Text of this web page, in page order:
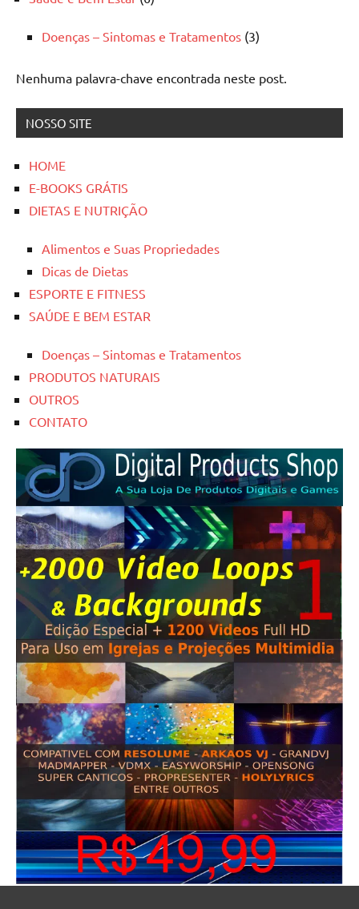
Doenças – Sintomas e Tratamentos (3)
Nenhuma palavra-chave encontrada neste post.
NOSSO SITE
HOME
E-BOOKS GRÁTIS
DIETAS E NUTRIÇÃO
Alimentos e Suas Propriedades
Dicas de Dietas
ESPORTE E FITNESS
SAÚDE E BEM ESTAR
Doenças – Sintomas e Tratamentos
PRODUTOS NATURAIS
OUTROS
CONTATO